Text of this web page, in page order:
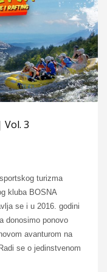
Vol. 3
turizma
kluba BOSNA
se i u 2016. godini
donosimo ponovo
avanturom na
se o jedinstvenom